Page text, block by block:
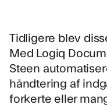
Tidligere blev
Med Logiq
Steen
håndtering af
forkerte eller